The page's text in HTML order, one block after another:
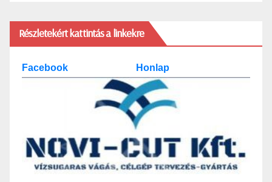
Részletekért kattintás a linkekre
Facebook Honlap